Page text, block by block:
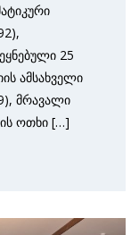
25
ამსახველი
მრავალი
ოთხი […]